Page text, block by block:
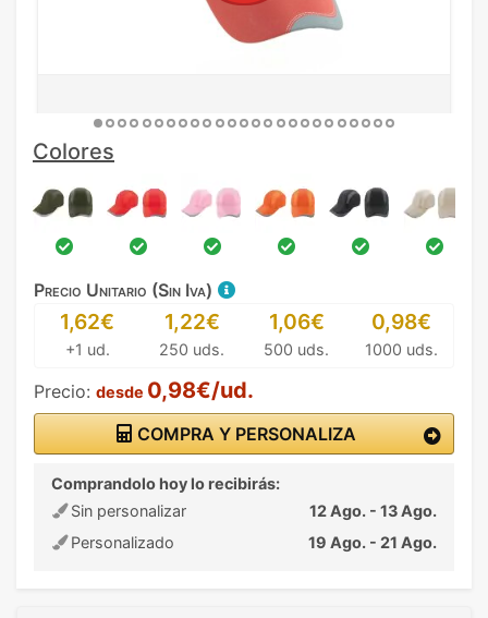
Colores
Precio Unitario (Sin Iva)
1,62€
+1 ud.
1,22€
250 uds.
1,06€
500 uds.
0,98€
1000 uds.
Precio: desde 0,98€/ud.
COMPRA Y PERSONALIZA
Comprandolo hoy lo recibirás:
Sin personalizar
12 Ago. - 13 Ago.
Personalizado
19 Ago. - 21 Ago.